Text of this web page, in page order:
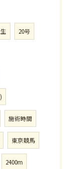
20号
施術時間
東京競馬
2400m